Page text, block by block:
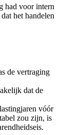
had voor intern
het handelen
de vertraging
dat de
vóór
zou zijn, is